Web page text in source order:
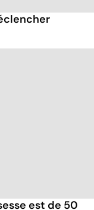
est de 50